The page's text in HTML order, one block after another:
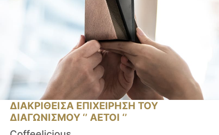
ΔΙΑΚΡΙΘΕΙΣΑ ΕΠΙΧΕΙΡΗΣΗ ΤΟΥ
ΔΙΑΓΩΝΙΣΜΟΥ ‘’ ΑΕΤΟΙ ‘’